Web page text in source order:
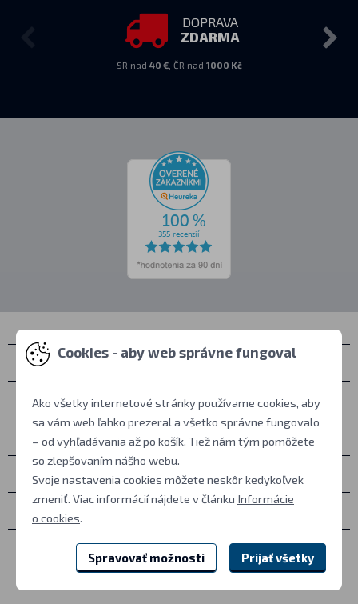
DOPRAVA
ZDARMA
SR nad 40 €, ČR nad 1000 Kč
Kontakty
Zastihnete nás
Všetko o nákupe
Ďalšie informácie
Ostatné
Cookies - aby web správne fungoval
Ako všetky internetové stránky používame cookies, aby
sa vám web ľahko prezeral a všetko správne fungovalo
– od vyhľadávania až po košík. Tiež nám tým pomôžete
so zlepšovaním nášho webu.
Svoje nastavenia cookies môžete neskôr kedykoľvek
zmeniť. Viac informácií nájdete v článku Informácie
o cookies.
Spravovať možnosti Prijať všetky